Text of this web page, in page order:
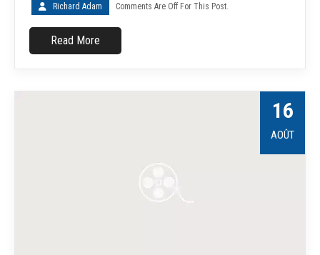
Richard Adam Comments Are Off For This Post.
Read More
16
AOÛT